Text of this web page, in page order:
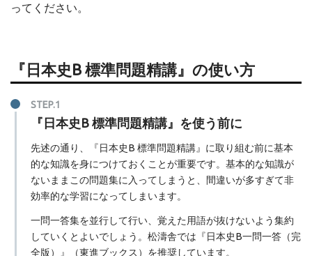
ってください。
『日本史B 標準問題精講』の使い方
『日本史B 標準問題精講』を使う前に
先述の通り、『日本史B 標準問題精講』に取り組む前に基本
的な知識を身につけておくことが重要です。基本的な知識が
ないままこの問題集に入ってしまうと、間違いが多すぎて非
効率的な学習になってしまいます。
一問一答集を並行して行い、覚えた用語が抜けないよう集約
していくとよいでしょう。松濤舎では『日本史B一問一答（完
全版）』（東進ブックス）を推奨しています。